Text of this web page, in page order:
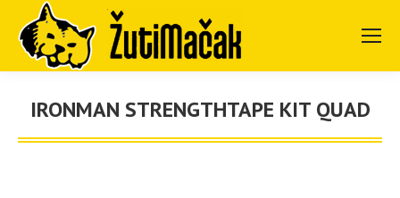
IRONMAN STRENGTHTAPE KIT QUAD
You are here: